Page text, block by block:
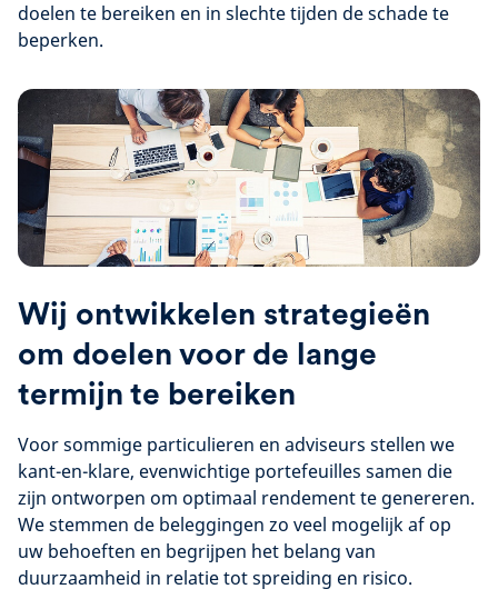
doelen te bereiken en in slechte tijden de schade te
beperken.
Wij ontwikkelen strategieën
om doelen voor de lange
termijn te bereiken
Voor sommige particulieren en adviseurs stellen we
kant-en-klare, evenwichtige portefeuilles samen die
zijn ontworpen om optimaal rendement te genereren.
We stemmen de beleggingen zo veel mogelijk af op
uw behoeften en begrijpen het belang van
duurzaamheid in relatie tot spreiding en risico.